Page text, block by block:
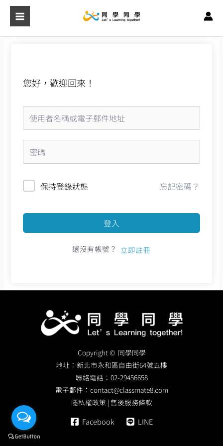
您好，歡迎回來！
保持登錄狀態 忘記密碼？
登入
還沒有帳號？ 立即註冊
Copyright © 同學同學
地址： 新北市永和區自由街64號五樓
聯絡電話： 02-29456658
電子郵件： contact@classmate8.com
隱私權政策 | 售後服務條款
Facebook LINE